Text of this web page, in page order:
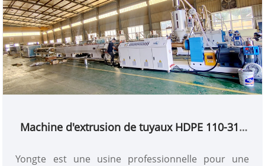
et tuyau de ventilation. De plus, dans la
construction de paysages de jardin, la pose de
tuyaux pour l'irrigation et la disposition des
caractéristiques de l'eau est magnifique et durable.
Avec ses excellentes performances et son large
applicabilité, les produits de cette ligne apportent
un fort soutien au développement de diverses
Machine d'extrusion de tuyaux HDPE 110-315
Yongte est une usine professionnelle pour une